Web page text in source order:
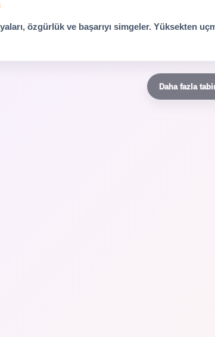
özgürlük ve başarıyı simgeler. Yüksekten
Daha fazla